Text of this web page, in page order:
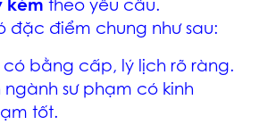
kèm theo yêu cầu.
đặc điểm chung như sau:
bằng cấp, lý lịch rõ ràng.
sư phạm có kinh
tốt.